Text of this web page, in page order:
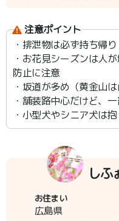
注意ポイント
・排泄物は必ず持ち帰り
・お花見シーズンは人
防止に注意
・坂道が多め（黄金山は
・舗装路中心だけど、
・小型犬やシニア犬は
しふ
お住まい
広島県